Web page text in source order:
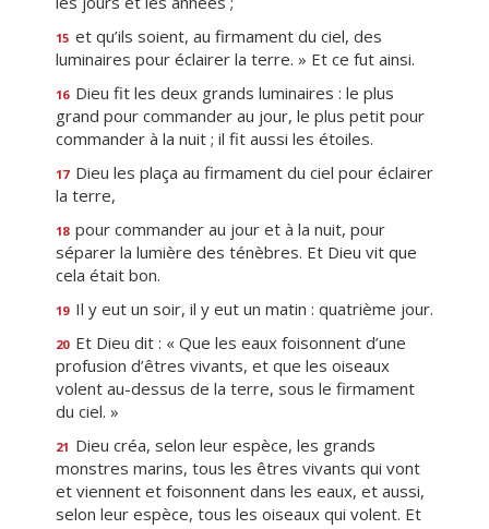
15 et qu’ils soient, au firmament du ciel, des
luminaires pour éclairer la terre. » Et ce fut ainsi.
16 Dieu fit les deux grands luminaires : le plus
grand pour commander au jour, le plus petit pour
commander à la nuit ; il fit aussi les étoiles.
17 Dieu les plaça au firmament du ciel pour éclairer
la terre,
18 pour commander au jour et à la nuit, pour
séparer la lumière des ténèbres. Et Dieu vit que
cela était bon.
19 Il y eut un soir, il y eut un matin : quatrième jour.
20 Et Dieu dit : « Que les eaux foisonnent d’une
profusion d’êtres vivants, et que les oiseaux
volent au-dessus de la terre, sous le firmament
du ciel. »
21 Dieu créa, selon leur espèce, les grands
monstres marins, tous les êtres vivants qui vont
et viennent et foisonnent dans les eaux, et aussi,
selon leur espèce, tous les oiseaux qui volent. Et